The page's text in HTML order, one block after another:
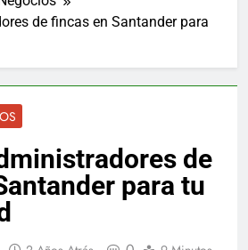
de fincas en Santander para
de
para tu